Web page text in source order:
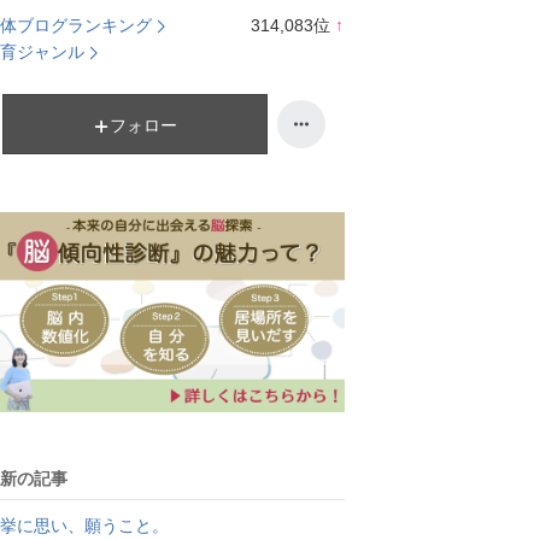
ブログランキング 314,083位 ↑
ジャンル
フォロー
の記事
に思い、願うこと。